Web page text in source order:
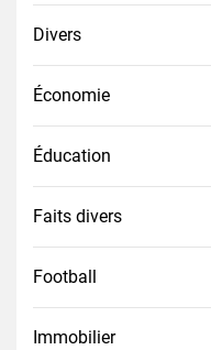
Divers
Économie
Éducation
Faits divers
Football
Immobilier